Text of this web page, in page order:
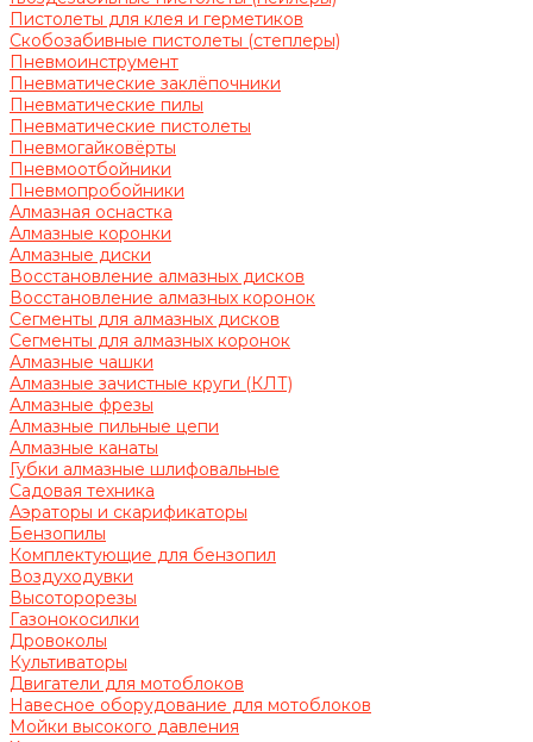
Пистолеты для клея и герметиков
Скобозабивные пистолеты (степлеры)
Пневмоинструмент
Пневматические заклёпочники
Пневматические пилы
Пневматические пистолеты
Пневмогайковёрты
Пневмоотбойники
Пневмопробойники
Алмазная оснастка
Алмазные коронки
Алмазные диски
Восстановление алмазных дисков
Восстановление алмазных коронок
Сегменты для алмазных дисков
Сегменты для алмазных коронок
Алмазные чашки
Алмазные зачистные круги (КЛТ)
Алмазные фрезы
Алмазные пильные цепи
Алмазные канаты
Губки алмазные шлифовальные
Садовая техника
Аэраторы и скарификаторы
Бензопилы
Комплектующие для бензопил
Воздуходувки
Высоторорезы
Газонокосилки
Дровоколы
Культиваторы
Двигатели для мотоблоков
Навесное оборудование для мотоблоков
Мойки высокого давления